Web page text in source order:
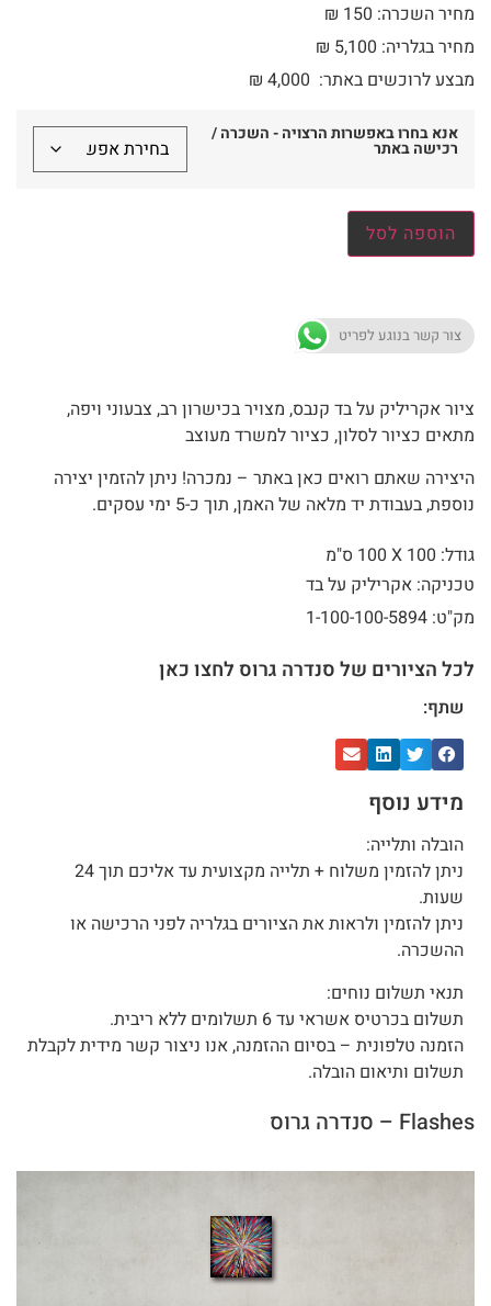
מחיר השכרה: 150 ₪
מחיר בגלריה: 5,100 ₪
מבצע לרוכשים באתר:
₪ 4,000
אנא בחרו באפשרות הרצויה - השכרה /
רכישה באתר
הוספה לסל
צור קשר בנוגע לפריט
ציור אקריליק על בד קנבס, מצויר בכישרון רב, צבעוני ויפה,
מתאים כציור לסלון, כציור למשרד מעוצב
היצירה שאתם רואים כאן באתר – נמכרה! ניתן להזמין יצירה
נוספת, בעבודת יד מלאה של האמן, תוך כ-5 ימי עסקים.
גודל: 100 X
100 ס"מ
טכניקה: אקריליק על בד
מק"ט: 1-100-100-5894
לכל הציורים של סנדרה גרוס לחצו כאן
שתף:
מידע נוסף
הובלה ותלייה:
ניתן להזמין משלוח + תלייה מקצועית עד אליכם תוך 24
שעות.
ניתן להזמין ולראות את הציורים בגלריה לפני הרכישה או
ההשכרה.
תנאי תשלום נוחים:
תשלום בכרטיס אשראי עד 6 תשלומים ללא ריבית.
הזמנה טלפונית – בסיום ההזמנה, אנו ניצור קשר מידית לקבלת
תשלום ותיאום הובלה.
Flashes – סנדרה גרוס